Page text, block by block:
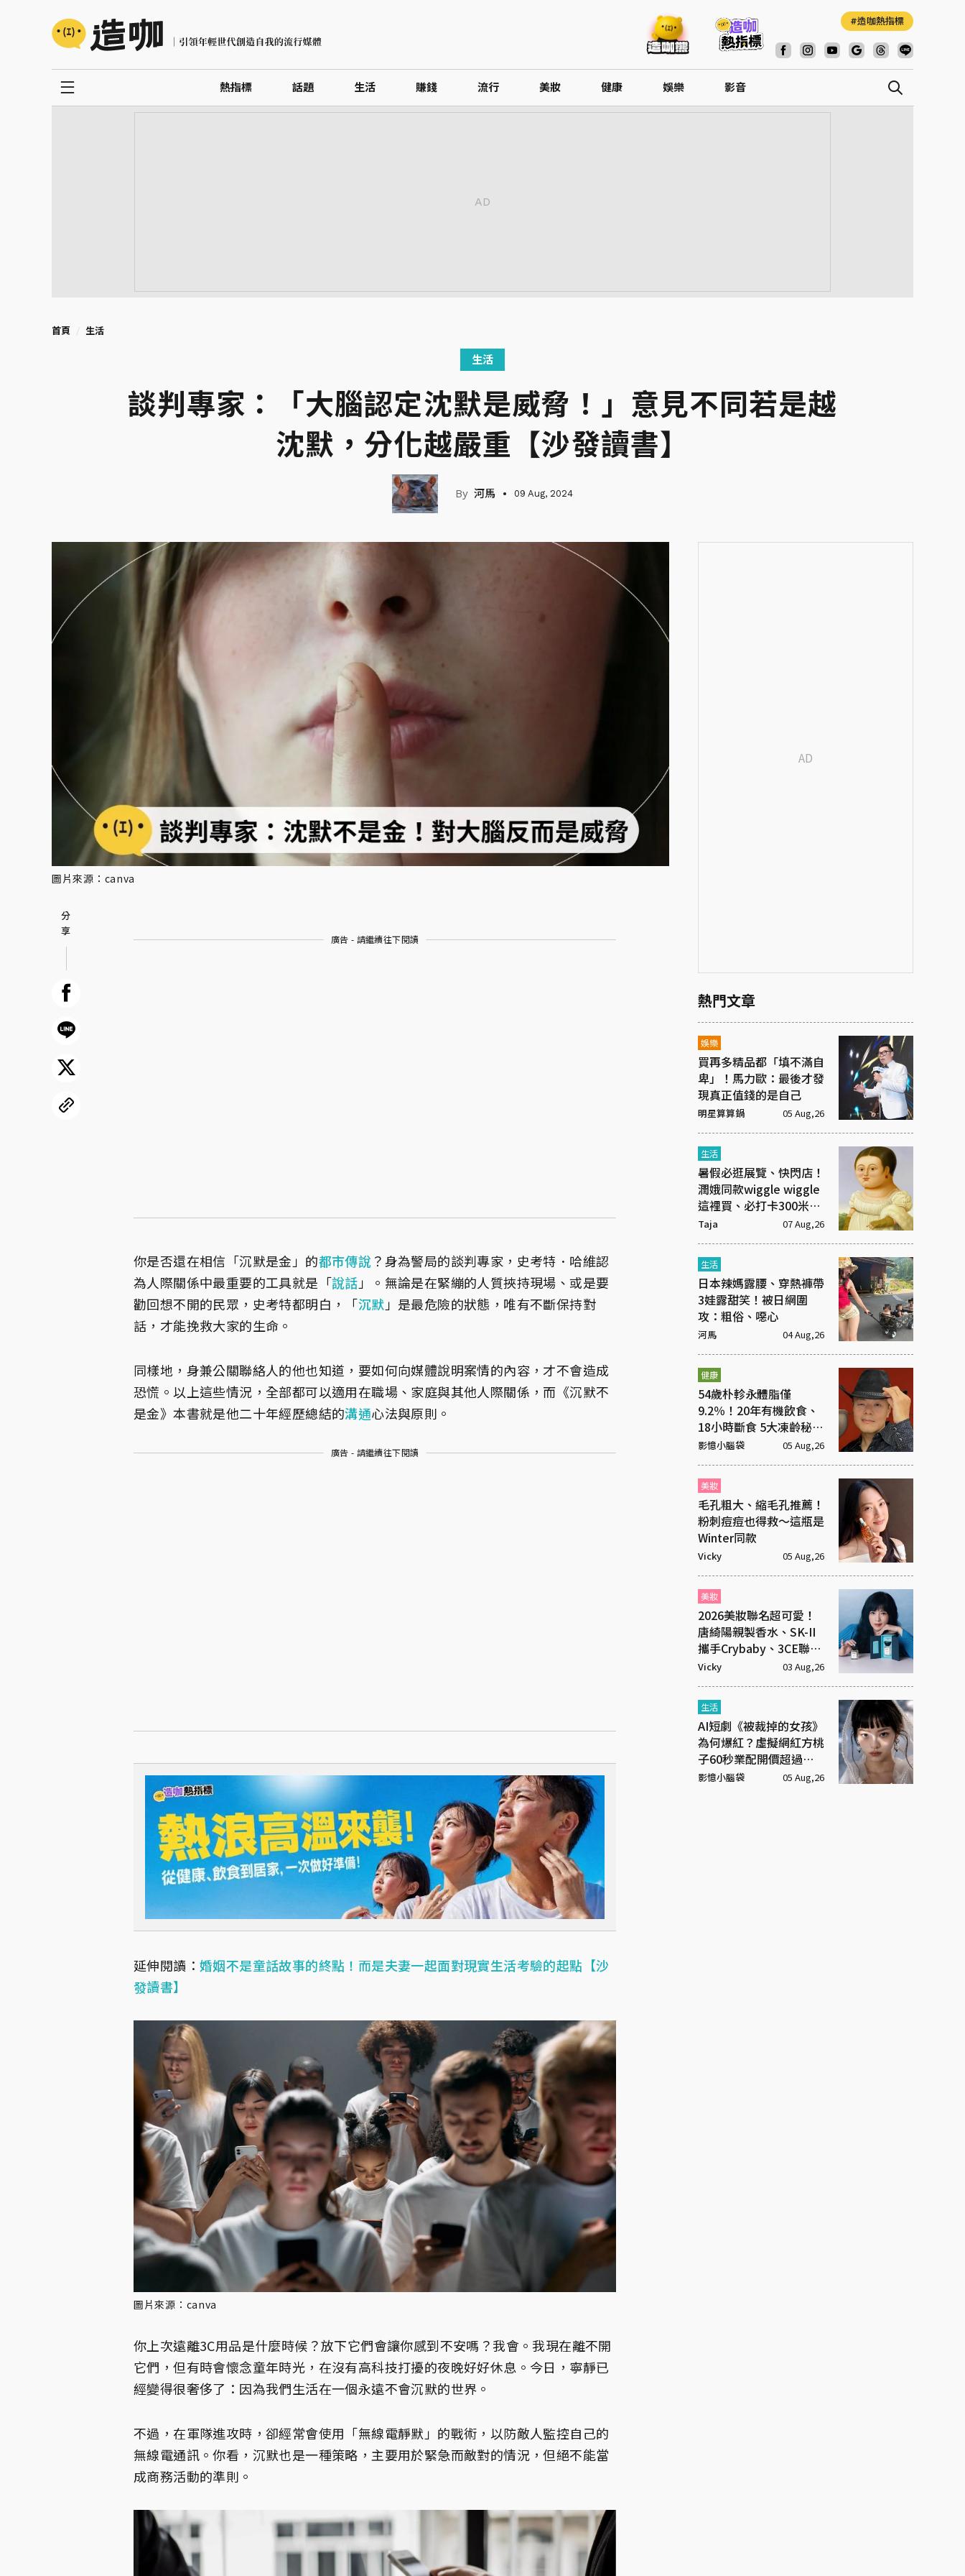
造咖熱指標
熱指標 話題 生活 賺錢 流行 美妝 健康 娛樂 影音
首頁 生活
生活
談判專家：「大腦認定沈默是威脅！」意見不同若是越
沈默，分化越嚴重【沙發讀書】
河馬 09 Aug, 2024
圖片來源：canva
廣告 - 請繼續往下閱讀
你是否還在相信「沉默是金」的都市傳說 ？身為警局的談判專家，史考特．哈維認
為人際關係中最重要的工具就是「說話 」。無論是在緊繃的人質挾持現場、或是要
勸回想不開的民眾，史考特都明白，「沉默 」是最危險的狀態，唯有不斷保持對
話，才能挽救大家的生命。
同樣地，身兼公關聯絡人的他也知道，要如何向媒體說明案情的內容，才不會造成
恐慌。以上這些情況，全部都可以適用在職場、家庭與其他人際關係，而《沉默不
是金》本書就是他二十年經歷總結的溝通心法與原則。
廣告 - 請繼續往下閱讀
延伸閱讀： 婚姻不是童話故事的終點！而是夫妻一起面對現實生活考驗的起點【沙
發讀書】
圖片來源：canva
你上次遠離3C用品是什麼時候？放下它們會讓你感到不安嗎？我會。我現在離不開
它們，但有時會懷念童年時光，在沒有高科技打擾的夜晚好好休息。今日，寧靜已
經變得很奢侈了：因為我們生活在一個永遠不會沉默的世界。
不過，在軍隊進攻時，卻經常會使用「無線電靜默」的戰術，以防敵人監控自己的
無線電通訊。你看，沉默也是一種策略，主要用於緊急而敵對的情況，但絕不能當
成商務活動的準則。
熱門文章
娛樂
買再多精品都「填不滿自
卑」！馬力歐：最後才發
現真正值錢的是自己
明星算算鍋 05 Aug,26
生活
暑假必逛展覽、快閃店！
潤娥同款wiggle wiggle
這裡買、必打卡300米漫
畫「名場景之路」
Taja 07 Aug,26
生活
日本辣媽露腰、穿熱褲帶
3娃露甜笑！被日網圍
攻：粗俗、噁心
河馬 04 Aug,26
健康
54歲朴軫永體脂僅
9.2％！20年有機飲食、
18小時斷食 5大凍齡秘訣
一次看
影憶小腦袋 05 Aug,26
美妝
毛孔粗大、縮毛孔推薦！
粉刺痘痘也得救～這瓶是
Winter同款
Vicky 05 Aug,26
美妝
2026美妝聯名超可愛！
唐綺陽親製香水、SK-II
攜手Crybaby、3CE聯名
超潮飾品
Vicky 03 Aug,26
生活
AI短劇《被裁掉的女孩》
為何爆紅？虛擬網紅方桃
子60秒業配開價超過百
萬元
影憶小腦袋 05 Aug,26